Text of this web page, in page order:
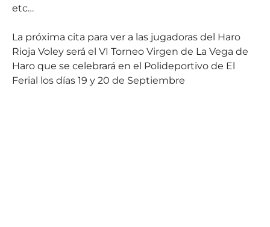
etc…
La próxima cita para ver a las jugadoras del Haro
Rioja Voley será el VI Torneo Virgen de La Vega de
Haro que se celebrará en el Polideportivo de El
Ferial los días 19 y 20 de Septiembre